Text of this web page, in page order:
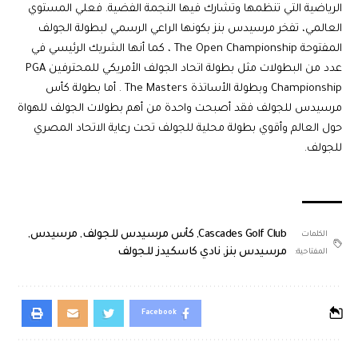
الرياضية التي تنظمها وتشارك فيها النجمة الفضية. فعلي المستوي
العالمي، تفخر مرسيدس بنز بكونها الراعي الرسمي لبطولة الجولف
المفتوحة The Open Championship ، كما أنها الشريك الرئيسي في
عدد من البطولات مثل بطولة اتحاد الجولف الأمريكي للمحترفين PGA
Championship وبطولة الأساتذة The Masters . أما بطولة كأس
مرسيدس للجولف فقد أصبحت واحدة من أهم بطولات الجولف للهواة
حول العالم وأقوي بطولة محلية للجولف تحت رعاية الاتحاد المصري
للجولف.
الكلمات
المفتاحية:
Cascades Golf Club
, كأس مرسيدس للجولف, مرسيدس,
مرسيدس بنز, نادي كاسكيدز للجولف
Facebook